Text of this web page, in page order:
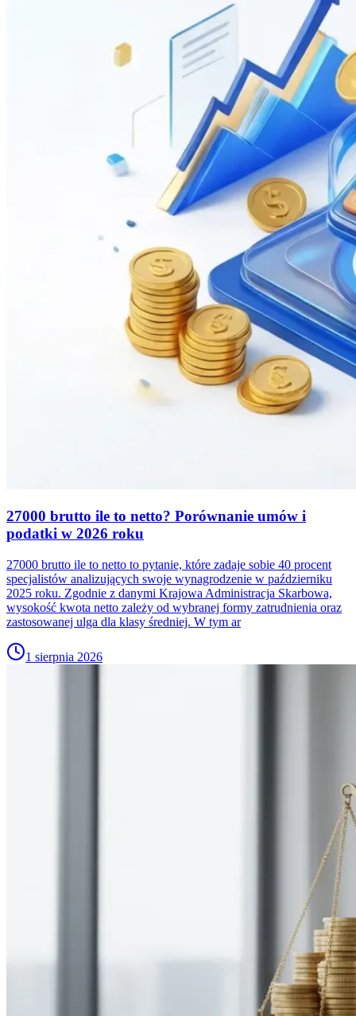
27000 brutto ile to netto? Porównanie umów i
podatki w 2026 roku
27000 brutto ile to netto to pytanie, które zadaje sobie 40 procent
specjalistów analizujących swoje wynagrodzenie w październiku
2025 roku. Zgodnie z danymi Krajowa Administracja Skarbowa,
wysokość kwota netto zależy od wybranej formy zatrudnienia oraz
zastosowanej ulga dla klasy średniej. W tym ar
1 sierpnia 2026